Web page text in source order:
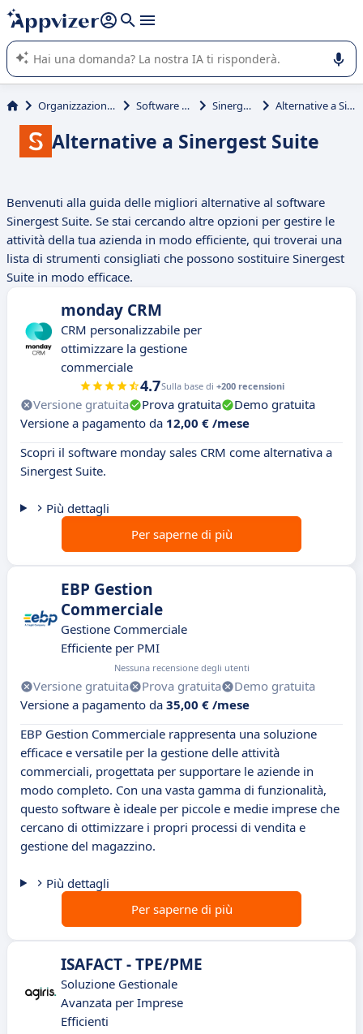
righe con
shift + enter
L'IA di Appvizer vi guida nell'utilizzo o nella scelta di un
software SaaS per la vostra azienda.
Organizzazione & planning Software gestionale Sinergest Suite Alternative a Sinergest Suite
Alternative a Sinergest Suite
Benvenuti alla guida delle migliori alternative al software
Sinergest Suite. Se stai cercando altre opzioni per gestire le
attività della tua azienda in modo efficiente, qui troverai una
lista di strumenti consigliati che possono sostituire Sinergest
Suite in modo efficace.
monday CRM
CRM personalizzabile per
ottimizzare la gestione
commerciale
4.7Sulla base di +200 recensioni
Versione gratuita Prova gratuita
Demo gratuita
Versione a pagamento da 12,00 € /mese
Scopri il software monday sales CRM come alternativa a
Sinergest Suite.
Più dettagli
Per saperne di più
EBP Gestion
Commerciale
Gestione Commerciale
Efficiente per PMI
Nessuna recensione degli utenti
Versione gratuita Prova gratuita
Demo gratuita
Versione a pagamento da 35,00 € /mese
EBP Gestion Commerciale rappresenta una soluzione
efficace e versatile per la gestione delle attività
commerciali, progettata per supportare le aziende in
modo completo. Con una vasta gamma di funzionalità,
questo software è ideale per piccole e medie imprese che
cercano di ottimizzare i propri processi di vendita e
gestione del magazzino.
Più dettagli
Per saperne di più
ISAFACT - TPE/PME
Soluzione Gestionale
Avanzata per Imprese
Efficienti